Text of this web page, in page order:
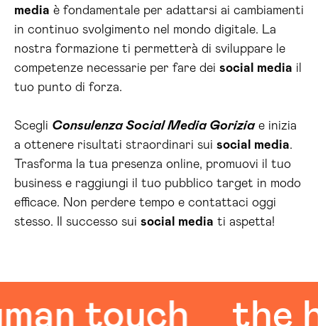
media è fondamentale per adattarsi ai cambiamenti
in continuo svolgimento nel mondo digitale. La
nostra formazione ti permetterà di sviluppare le
competenze necessarie per fare dei social media il
tuo punto di forza.
Scegli Consulenza Social Media Goriziae inizia
a ottenere risultati straordinari sui social media.
Trasforma la tua presenza online, promuovi il tuo
business e raggiungi il tuo pubblico target in modo
efficace. Non perdere tempo e contattaci oggi
stesso. Il successo sui social media ti aspetta!
touch the